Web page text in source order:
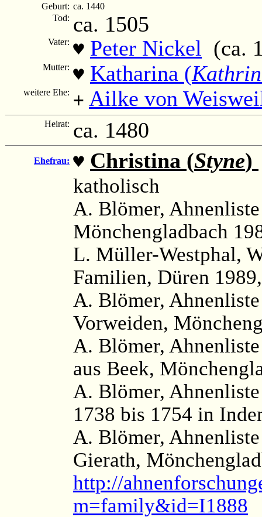
Geburt: ca. 1440
Tod: ca. 1505
Vater: ♥ Peter Nickel (ca.
Mutter: ♥ Katharina (
weitere Ehe: + Ailke von
Heirat: ca. 1480
Ehefrau: ♥ Christina (Styne)
katholisch
A. Blömer,
Mönchengladbach
L. Müller-Westphal,
Familien, Düren
A. Blömer,
Vorweiden,
A. Blömer,
aus Beek,
A. Blömer,
1738 bis 1754 in
A. Blömer,
Gierath,
http://
m=family&id=I1888